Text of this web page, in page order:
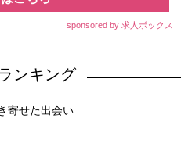
sponsored by 求人ボックス
ンキング
寄せた出会い